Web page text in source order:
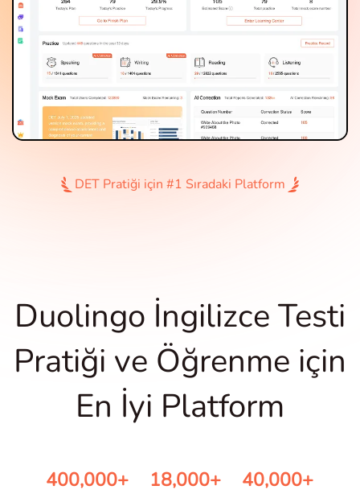
DET Pratiği için #1 Sıradaki Platform
Duolingo İngilizce Testi
Pratiği ve Öğrenme için
En İyi Platform
400,000+ 18,000+ 40,000+